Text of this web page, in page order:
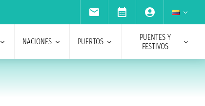
NACIONES PUERTOS
PUENTES Y
FESTIVOS